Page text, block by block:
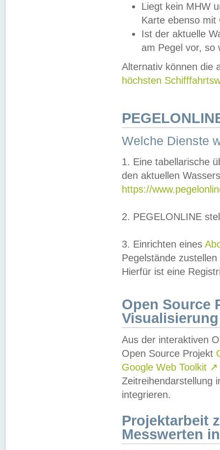
Liegt kein MHW
Karte ebenso mit
Ist der aktuelle
am Pegel vor,
Alternativ können die
höchsten
Welche Dienste
1. Eine tabellarische
den aktuellen
https://
2. PEGELONLINE
3. Einrichten eines
Pegelstände
Hierfür ist eine
Open Source
Visualisierung
Aus der interaktiven
Open Source Projekt
Google Web Toolkit ↗
Zeitreihendarstellung
integrieren.
Projektarbeit
Messwerten